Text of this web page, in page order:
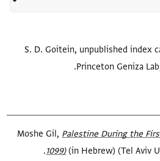
S. D. Goitein, unpublished index
Princeton Geniza
Moshe Gil,Palestine During the
1099)‎(in Hebrew) (Tel Aviv